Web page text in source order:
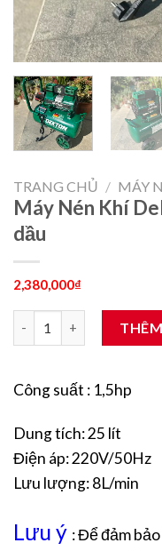
TRANG CHỦ / MÁY
Máy Nén Khí
dầu
2,380,000₫
Máy Nén Khí Dekton
Công suất : 1,5hp
Dung tích: 25 lít
Điện áp: 220V/50Hz
Lưu lượng: 8L/min
Lưu ý : Để đảm